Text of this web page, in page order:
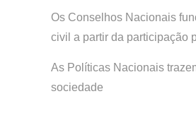
Os Conselhos Nacionais
civil a partir da participação
As Políticas Nacionais
sociedade